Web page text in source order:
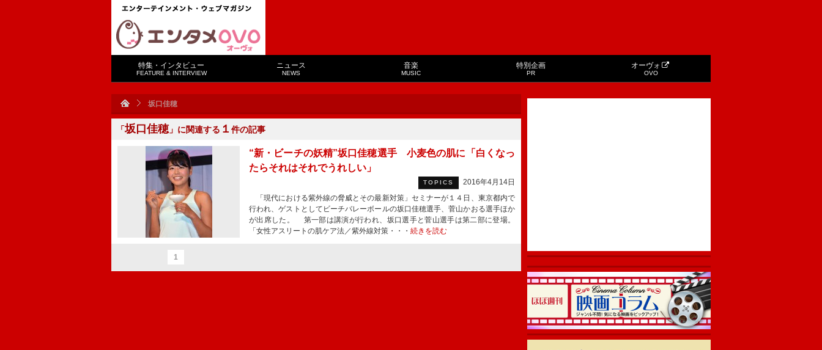
特集・インタビュー
FEATURE & INTERVIEW
ニュース
NEWS
音楽
MUSIC
特別企画
PR
オーヴォ
OVO
坂口佳穂
「坂口佳穂 」に関連する １ 件の記事
“新・ビーチの妖精”坂口佳穂選手 小麦色の肌に「白くなっ
たらそれはそれでうれしい」
TOPICS
2016年4月14日
「現代における紫外線の脅威とその最新対策」セミナーが１４日、東京都内で
行われ、ゲストとしてビーチバレーボールの坂口佳穂選手、菅山かおる選手ほか
が出席した。 第一部は講演が行われ、坂口選手と菅山選手は第二部に登場。
「女性アスリートの肌ケア法／紫外線対策・・・ 続きを読む
1